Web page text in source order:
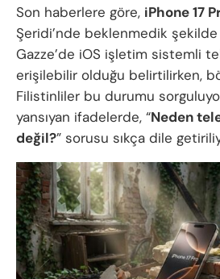
Son haberlere göre, iPhone 17
Şeridi’nde beklenmedik
Gazze’de iOS işletim sistemli
erişilebilir olduğu belirtilirken,
Filistinliler bu durumu
yansıyan ifadelerde, “Neden
değil?” sorusu sıkça dile